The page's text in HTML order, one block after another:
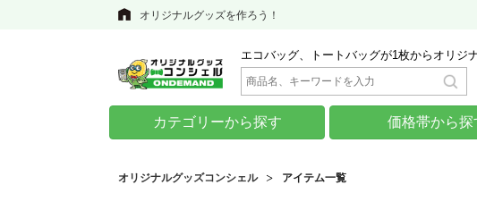
オリジナルグッズを作ろう！
エコバッグ、トートバッグが1枚からオリジ
カテゴリーから探す 価格帯から探
オリジナルグッズコンシェル アイテム一覧